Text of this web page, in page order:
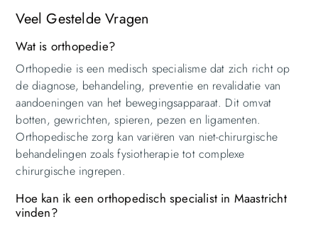
Veel Gestelde Vragen
Wat is orthopedie?
Orthopedie is een medisch specialisme dat zich richt op
de diagnose, behandeling, preventie en revalidatie van
aandoeningen van het bewegingsapparaat. Dit omvat
botten, gewrichten, spieren, pezen en ligamenten.
Orthopedische zorg kan variëren van niet-chirurgische
behandelingen zoals fysiotherapie tot complexe
chirurgische ingrepen.
Hoe kan ik een orthopedisch specialist in Maastricht
vinden?